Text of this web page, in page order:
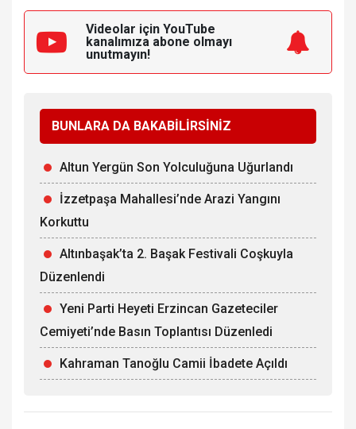
Videolar için YouTube
kanalımıza abone olmayı
unutmayın!
BUNLARA DA BAKABİLİRSİNİZ
Altun Yergün Son Yolculuğuna Uğurlandı
İzzetpaşa Mahallesi’nde Arazi Yangını
Korkuttu
Altınbaşak’ta 2. Başak Festivali Coşkuyla
Düzenlendi
Yeni Parti Heyeti Erzincan Gazeteciler
Cemiyeti’nde Basın Toplantısı Düzenledi
Kahraman Tanoğlu Camii İbadete Açıldı